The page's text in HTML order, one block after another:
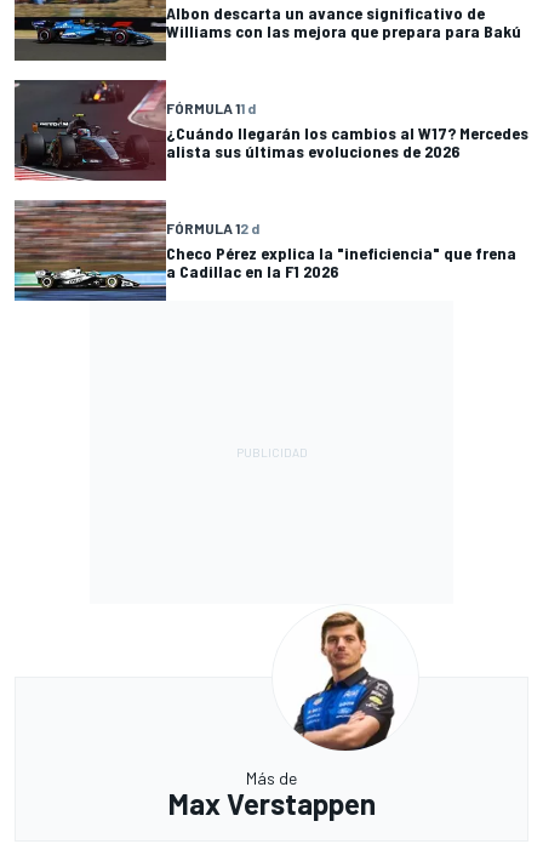
Albon descarta un avance significativo de
Williams con las mejora que prepara para Bakú
FÓRMULA 11 d
¿Cuándo llegarán los cambios al W17? Mercedes
alista sus últimas evoluciones de 2026
FÓRMULA 12 d
Checo Pérez explica la "ineficiencia" que frena
a Cadillac en la F1 2026
Más de
Max Verstappen